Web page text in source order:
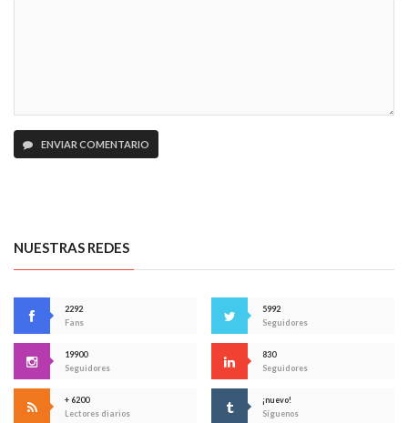
ENVIAR COMENTARIO
NUESTRAS REDES
2292
Fans
5992
Seguidores
19900
Seguidores
830
Seguidores
+ 6200
Lectores diarios
¡nuevo!
Síguenos